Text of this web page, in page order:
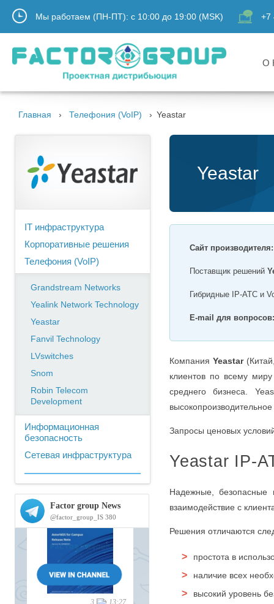
Мы работаем (ПН-ПТ): с 10:00 до 19:00 (MSK) +7
О
Главная Телефония (VoIP) Yeastar
IT инфраструктура
Корпоративные решения
Телефония (VoIP)
Grandstream Networks
Yealink Network Technology
Yeastar
Fanvil Technology
LVswitches
Snom
Robin Telecom
Development
Информационная
безопасность
Сетевая инфраструктура
Yeastar
Сайт
Поставщик решений
Гибридные IP-АТС и
E-mail для вопросов:
Компания Yeastar
клиентов по всему
среднего бизнеса.
Запросы ценовых
Yeastar IP-
Надежные, безопасные
взаимодействие с
Решения отличаются
простота в
наличие всех
высокий уровень